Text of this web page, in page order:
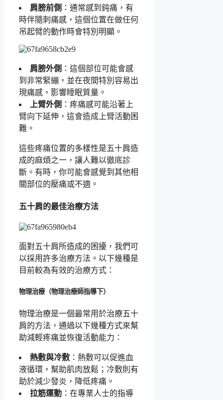
肩膀前側 ：通常感到鈍痛，有
時伴隨刺痛感，這個位置在做任何
吊起臂的動作時會特別明顯。
肩膀外側 ：這個部位可能會感
到非常緊繃，並在夜間特別容易出
現痛感，影響睡眠質量。
上臂外側 ：疼痛感可能沿著上
臂向下延伸，這會造成上臂活動困
難。
這些疼痛位置的多樣性是五十肩造
成的麻煩之一，讓人難以徹底診
斷。有時，你可能會感覺到其他相
關部位的壓痛或不適。
五十肩的最佳治療方法
面對五十肩所造成的困擾，我們可
以採用許多治療方法。以下幾種是
目前較為有效的治療方式：
物理治療（物理治療師指導下）
物理治療是一個最常用於治療五十
肩的方法，通過以下幾種方式來幫
助減輕疼痛並恢復活動能力：
熱敷與冷敷 ：熱敷可以促進血
液循環，幫助肌肉放鬆；冷敷則有
助於減少發炎，降低疼痛。
拉筋運動 ：在專業人士的指導